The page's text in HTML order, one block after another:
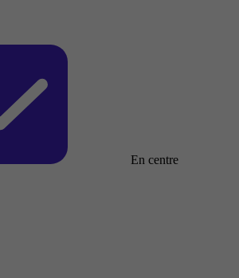
En centre